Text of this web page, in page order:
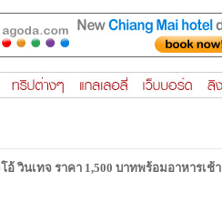
วินเทจ ราคา 1,500 บาทพร้อมอาหารเช้า